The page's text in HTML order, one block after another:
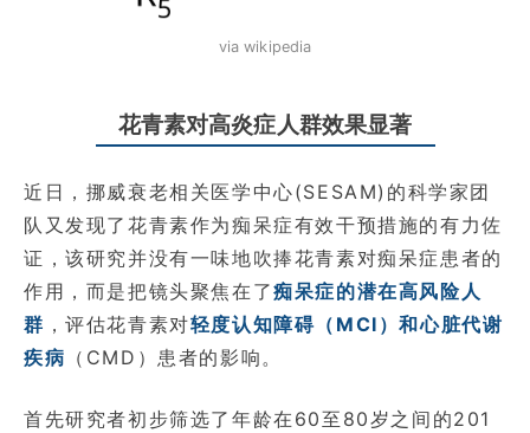
via wikipedia
花青素对高炎症人群效果显著
近日，挪威衰老相关医学中心(SESAM)的科学家团
队又发现了花青素作为痴呆症有效干预措施的有力佐
证，该研究并没有一味地吹捧花青素对痴呆症患者的
作用，而是把镜头聚焦在了痴呆症的潜在高风险人
群 ，评估花青素对轻度认知障碍（MCI）和心脏代谢
疾病 （CMD）患者的影响。
首先研究者初步筛选了年龄在60至80岁之间的201